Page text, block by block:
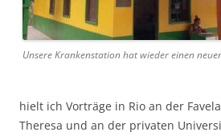
Unsere Krankenstation hat wieder einen
hielt ich Vorträge in Rio an der
Theresa und an der privaten